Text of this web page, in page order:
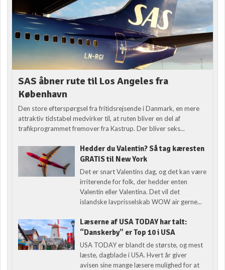
SAS åbner rute til Los Angeles fra
København
Den store efterspørgsel fra fritidsrejsende i Danmark, en mere
attraktiv tidstabel medvirker til, at ruten bliver en del af
trafikprogrammet fremover fra Kastrup. Der bliver seks...
Hedder du Valentin? Så tag kæresten
GRATIS til New York
Det er snart Valentins dag, og det kan være
irriterende for folk, der hedder enten
Valentin eller Valentina. Det vil det
islandske lavprisselskab WOW air gerne...
Læserne af USA TODAY har talt:
“Danskerby” er Top 10 i USA
USA TODAY er blandt de største, og mest
læste, dagblade i USA. Hvert år giver
avisen sine mange læsere mulighed for at